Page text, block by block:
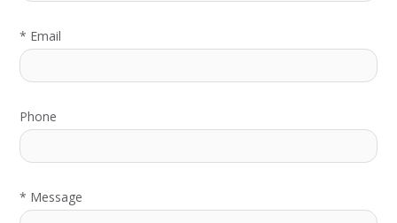
* Email
Phone
* Message